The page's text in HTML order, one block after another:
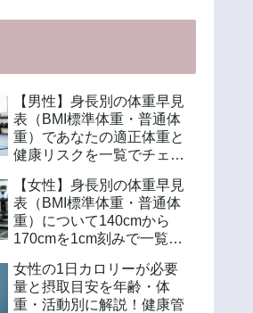
【男性】身長別の体重早見
表（BMI標準体重・普通体
重）であなたの適正体重と
健康リスクを一覧でチェッ
【女性】身長別の体重早見
表（BMI標準体重・普通体
重）について140cmから
170cmを1cm刻みで一覧解
算方法も紹介
女性の1日カロリーが必要
量と摂取目安を年齢・体
重・活動別に解説！健康管